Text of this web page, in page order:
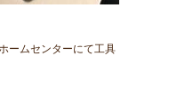
ームセンターにて工具